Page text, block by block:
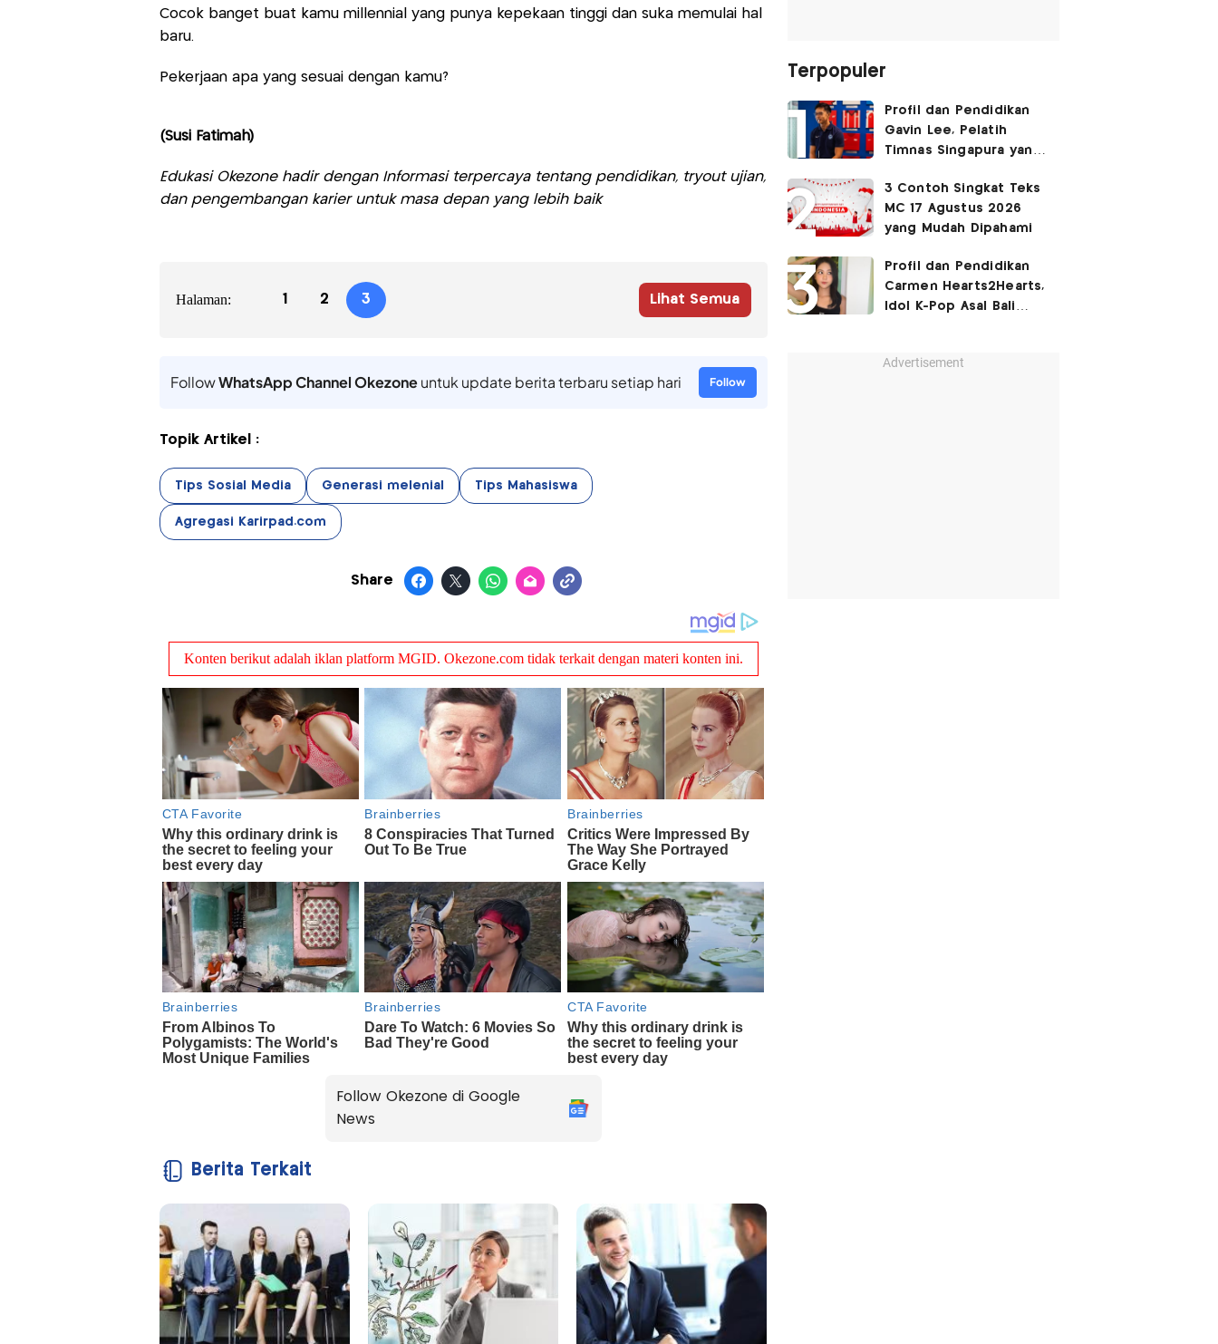
Cocok banget buat kamu millennial yang punya kepekaan tinggi dan suka memulai hal
baru.
Pekerjaan apa yang sesuai dengan kamu?
(Susi Fatimah)
Edukasi Okezone hadir dengan Informasi terpercaya tentang pendidikan, tryout ujian,
dan pengembangan karier untuk masa depan yang lebih baik
Halaman: 1 2 3 Lihat Semua
FollowWhatsApp Channel Okezoneuntuk update berita terbaru setiap hari Follow
Topik Artikel :
Tips Sosial Media Generasi melenial Tips Mahasiswa
Agregasi Karirpad.com
Share
Follow Okezone di Google
News
Berita Terkait
Terpopuler
Profil dan Pendidikan
Gavin Lee, Pelatih
Timnas Singapura yang
2026
3 Contoh Singkat Teks
MC 17 Agustus 2026
yang Mudah Dipahami
Profil dan Pendidikan
Carmen Hearts2Hearts,
Idol K-Pop Asal Bali
Advertisement